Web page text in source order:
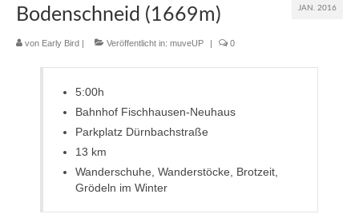
muveBOLDLY
muveFAR
JAN. 2016
Bodenschneid (1669m)
von Early Bird Veröffentlicht in: muveUP 0
5:00h
Bahnhof Fischhausen-Neuhaus
Parkplatz Dürnbachstraße
13 km
Wanderschuhe, Wanderstöcke, Brotzeit,
Grödeln im Winter